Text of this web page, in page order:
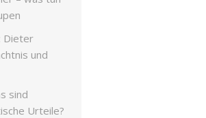
Dieter
und
sind
Urteile?